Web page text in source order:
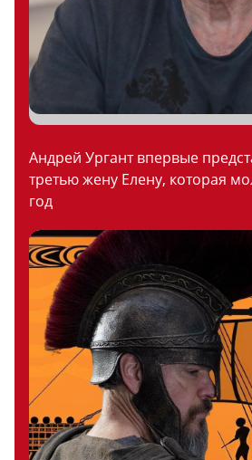
Андрей Ургант впервые
третью жену Елену, которая
год